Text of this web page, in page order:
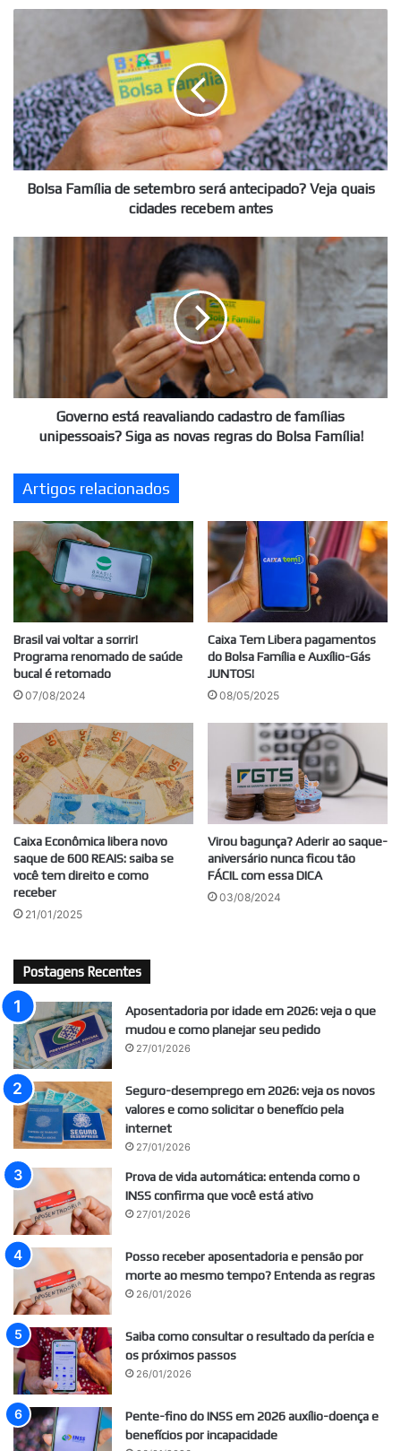
setembro
será
antecipado?
Veja
quais
cidades
recebem
Bolsa Família de setembro será antecipado? Veja quais
cidades recebem antes
está
de
famílias
Siga
as
regras
Bolsa
Família!
Governo está reavaliando cadastro de famílias
unipessoais? Siga as novas regras do Bolsa Família!
Artigos relacionados
Brasil vai voltar a sorrir!
Programa renomado de saúde
bucal é retomado
07/08/2024
Caixa Tem Libera pagamentos
do Bolsa Família e Auxílio-Gás
JUNTOS!
08/05/2025
Caixa Econômica libera novo
saque de 600 REAIS: saiba se
você tem direito e como
receber
21/01/2025
Virou bagunça? Aderir ao saque-
aniversário nunca ficou tão
FÁCIL com essa DICA
03/08/2024
Postagens Recentes
Aposentadoria por idade em 2026: veja o que
mudou e como planejar seu pedido
27/01/2026
Seguro-desemprego em 2026: veja os novos
valores e como solicitar o benefício pela
internet
27/01/2026
Prova de vida automática: entenda como o
INSS confirma que você está ativo
27/01/2026
Posso receber aposentadoria e pensão por
morte ao mesmo tempo? Entenda as regras
26/01/2026
Saiba como consultar o resultado da perícia e
os próximos passos
26/01/2026
Pente-fino do INSS em 2026 auxílio-doença e
benefícios por incapacidade